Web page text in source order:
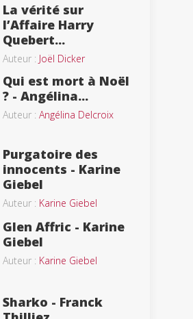
La vérité sur
l’Affaire Harry
Quebert...
Auteur : Joël Dicker
Qui est mort à Noël
? - Angélina...
Auteur : Angélina Delcroix
Purgatoire des
innocents - Karine
Giebel
Auteur : Karine Giebel
Glen Affric - Karine
Giebel
Auteur : Karine Giebel
Sharko - Franck